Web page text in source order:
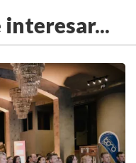
interesar...